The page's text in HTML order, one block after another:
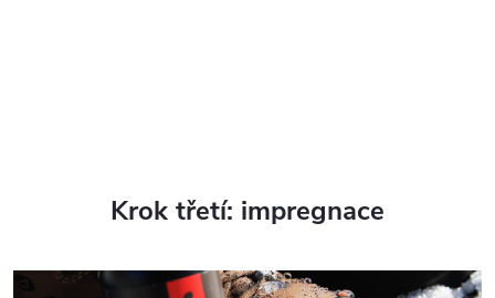
Krok třetí: impregnace